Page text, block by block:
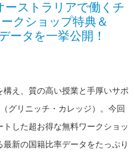
ーストラリアで働くチ
クショップ特典＆
ータを一挙公開！
え、質の高い授業と手厚いサポ
グリニッチ・カレッジ）。今回
した超お得な無料ワークショッ
新の国籍比率データをたっぷり